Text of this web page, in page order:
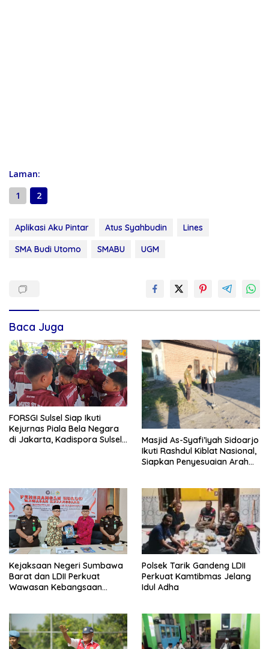
Laman:
1
2
Aplikasi Aku Pintar Atus Syahbudin
Lines
SMA Budi Utomo
SMABU UGM
Baca Juga
FORSGI Sulsel Siap Ikuti
Kejurnas Piala Bela Negara
di Jakarta, Kadispora Sulsel
Masjid As-Syafi’iyah Sidoarjo
Ikuti Rashdul Kiblat Nasional,
Siapkan Penyesuaian Arah
Kejaksaan Negeri Sumbawa
Barat dan LDII Perkuat
Wawasan Kebangsaan
Polsek Tarik Gandeng LDII
Perkuat Kamtibmas Jelang
Idul Adha